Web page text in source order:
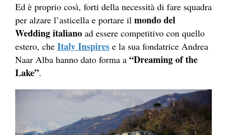
Ed è proprio così, forti della necessità di fare squadra
per alzare l’asticella e portare il mondo del
Wedding italiano ad essere competitivo con quello
estero, che Italy Inspires e la sua fondatrice Andrea
Naar Alba hanno dato forma a “Dreaming of the
Lake”.